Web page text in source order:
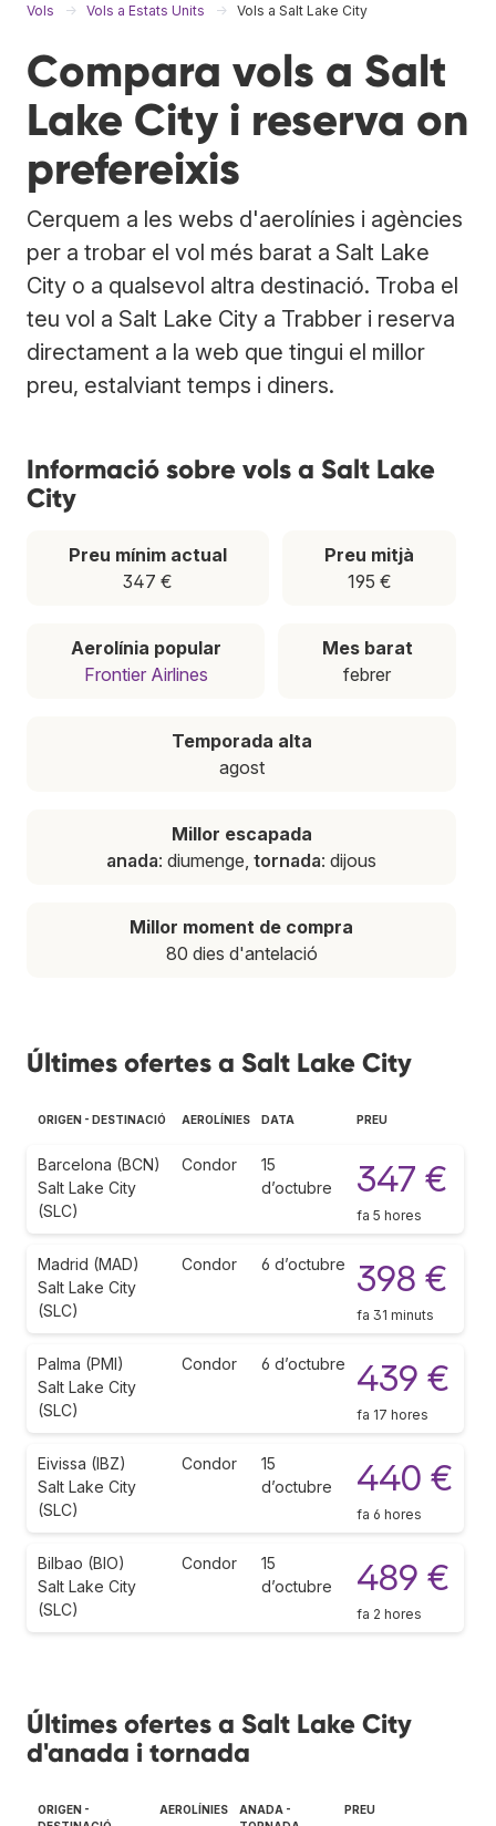
Vols Vols a Estats Units Vols a Salt Lake City
Compara vols a Salt
Lake City i reserva on
prefereixis
Cerquem a les webs d'aerolínies i agències
per a trobar el vol més barat a Salt Lake
City o a qualsevol altra destinació. Troba el
teu vol a Salt Lake City a Trabber i reserva
directament a la web que tingui el millor
preu, estalviant temps i diners.
Informació sobre vols a Salt Lake
City
Preu mínim actual
347 €
Preu mitjà
195 €
Aerolínia popular
Frontier Airlines
Mes barat
febrer
Temporada alta
agost
Millor escapada
anada: diumenge, tornada: dijous
Millor moment de compra
80 dies d'antelació
Últimes ofertes a Salt Lake City
ORIGEN - DESTINACIÓ AEROLÍNIES DATA PREU
Barcelona (BCN)
Salt Lake City
(SLC)
Condor
15
d’octubre
347 €
fa 5 hores
Madrid (MAD)
Salt Lake City
(SLC)
Condor 6 d’octubre 398 €
fa 31 minuts
Palma (PMI)
Salt Lake City
(SLC)
Condor 6 d’octubre 439 €
fa 17 hores
Eivissa (IBZ)
Salt Lake City
(SLC)
Condor
15
d’octubre
440 €
fa 6 hores
Bilbao (BIO)
Salt Lake City
(SLC)
Condor
15
d’octubre
489 €
fa 2 hores
Últimes ofertes a Salt Lake City
d'anada i tornada
ORIGEN -
AEROLÍNIES
ANADA -
PREU